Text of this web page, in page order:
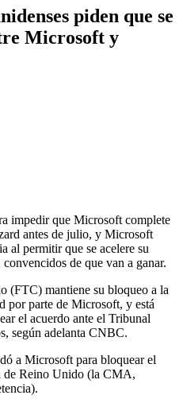
piden que se
Microsoft y
impedir que Microsoft complete
antes de julio, y Microsoft
al permitir que se acelere su
de que van a ganar.
(FTC) mantiene su bloqueo a la
por parte de Microsoft, y está
el acuerdo ante el Tribunal
según adelanta CNBC.
a Microsoft para bloquear el
de Reino Unido (la CMA,